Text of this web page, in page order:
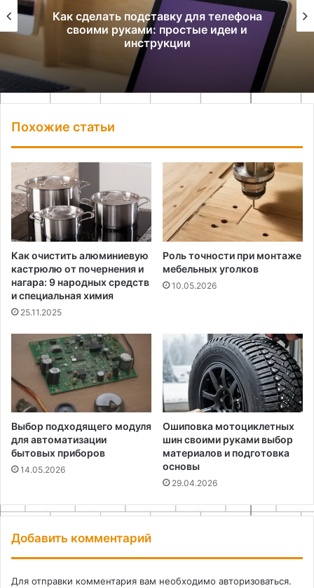
Как сделать подставку для телефона
своими руками: простые идеи и
инструкции
Похожие статьи
Как очистить алюминиевую
кастрюлю от почернения и
нагара: 9 народных средств
и специальная химия
25.11.2025
Роль точности при монтаже
мебельных уголков
10.05.2026
Выбор подходящего модуля
для автоматизации
бытовых приборов
14.05.2026
Ошиповка мотоциклетных
шин своими руками выбор
материалов и подготовка
основы
29.04.2026
Добавить комментарий
Для отправки комментария вам необходимо авторизоваться.